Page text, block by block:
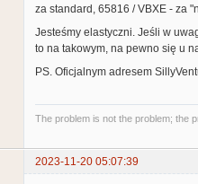
za standard, 65816 / VBXE - za
Jesteśmy elastyczni. Jeśli w
to na takowym, na pewno się u
PS. Oficjalnym adresem
The problem is not the problem; the
2023-11-20 05:07:39